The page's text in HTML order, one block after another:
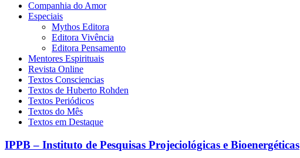
Companhia do Amor
Especiais
Mythos Editora
Editora Vivência
Editora Pensamento
Mentores Espirituais
Revista Online
Textos Consciencias
Textos de Huberto Rohden
Textos Periódicos
Textos do Mês
Textos em Destaque
IPPB – Instituto de Pesquisas Projeciológicas e Bioenergéticas